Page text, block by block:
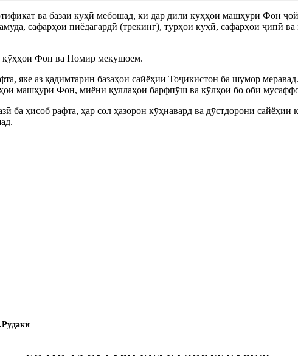
ва базаи кӯҳӣ мебошад, ки дар дили кӯҳҳои машҳури Фон
сафарҳои пиёдагардӣ (трекинг), турҳои кӯҳӣ, сафарҳои ҷипӣ
кӯҳҳои Фон ва Помир мекушоем.
яке аз қадимтарин базаҳои сайёҳии Тоҷикистон ба шумор меравад.
машҳури Фон, миёни қуллаҳои барфпӯш ва кӯлҳои бо оби
ба ҳисоб рафта, ҳар сол ҳазорон кӯҳнавард ва дӯстдорони сайёҳии